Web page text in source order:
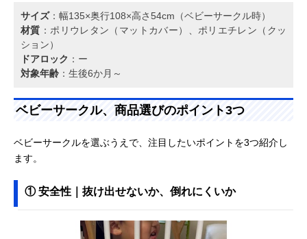
サイズ：幅135×奥行108×高さ54cm（ベビーサークル時）
材質 ：ポリウレタン（マットカバー）、ポリエチレン（クッ
ション）
ドアロック ：ー
対象年齢 ：生後6か月～
ベビーサークル、商品選びのポイント3つ
ベビーサークルを選ぶうえで、注目したいポイントを3つ紹介し
ます。
① 安全性｜抜け出せないか、倒れにくいか